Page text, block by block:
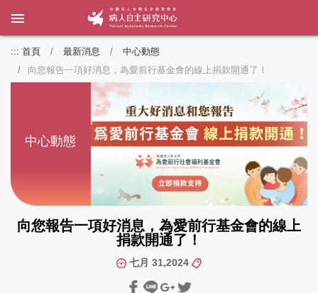
::: 首頁 最新消息
中心動態
向您報告一項好消息，為愛前行基金會的線上捐款開通了！
中心動態
向您報告一項好消息，為愛前行基金會的線上
捐款開通了！
七月 31,2024